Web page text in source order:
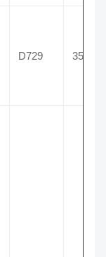
D729 3590